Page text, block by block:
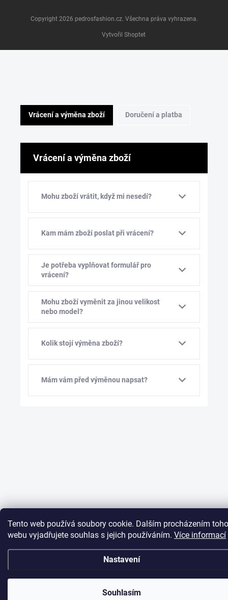
Tento web používá soubory cookie. Dalším procházením
webu vyjadřujete souhlas s jejich používáním. Více informací
Nastavení
Souhlasím
Vytvořil Shoptet
Copyright 2026 pedrosfashion.cz. Všechna práva vyhrazena.
Vrácení a výměna zboží Doručení a platba
Vrácení a výměna zboží
Mohu zboží vrátit, když mi nesedí?
Kam mám zboží poslat při vrácení?
Je potřeba vyplňovat formulář pro
vrácení?
Mohu zboží vyměnit za jinou velikost
nebo model?
Kolik stojí výměna zboží?
Mám vám před výměnou napsat?